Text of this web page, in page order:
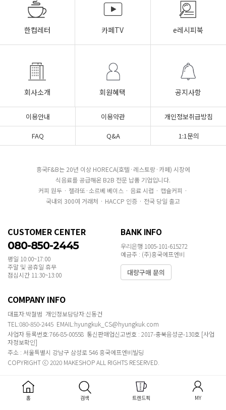
한컵레터 카페TV e레시피북
회사소개 회원혜택 공지사항
이용안내 이용약관
개인정보취급방침
FAQ
Q&A 1:1문의
흥국F&B는 20년 이상 HORECA(호텔·레스토랑·카페) 시장에
식음료를 공급해온 B2B 전문 납품 기업입니다.
커피 원두 · 젤라또·소르베 베이스 · 음료 시럽 · 캡슐커피 ·
국내외 300여 거래처 · HACCP 인증 · 전국 당일 출고
CUSTOMER CENTER
080-850-2445
평일 10:00~17:00
주말 및 공휴일 휴무
점심시간 11:30~13:00
BANK INFO
우리은행 1005-101-615272
예금주 : (주)흥국에프엔비
대량구매 문의
COMPANY INFO
대표자:박철범 개인정보담당자:신동건
TEL:080-850-2445 EMAIL:hyungkuk_CS@hyungkuk.com
사업자 등록번호:766-85-00558 통신판매업신고번호 : 2017-충북음성군-130호 [사업
자정보확인]
주소 : 서울특별시 강남구 삼성로 546 흥국에프엔비빌딩
COPYRIGHT ⓒ 2020 MAKESHOP ALL RIGHTS RESERVED.
홈 검색 트렌드픽 MY